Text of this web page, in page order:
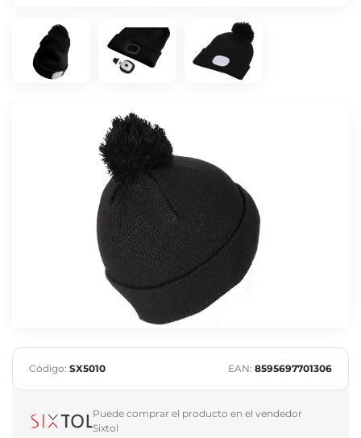
Código: SX5010 EAN: 8595697701306
Puede comprar el producto en el vendedor
Sixtol